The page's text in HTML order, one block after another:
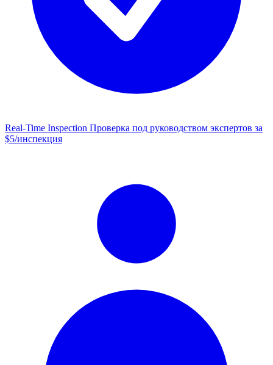
Real-Time Inspection Проверка под руководством экспертов за
$5/инспекция